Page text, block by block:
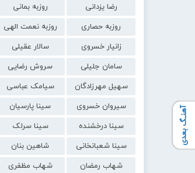
رضا یزدانی
روزبه بمانی
روزبه حصاری
روزبه نعمت الهی
زانیار خسروی
سالار عقیلی
سامان جلیلی
سروش رضایی
سهیل مهرزادگان
سیامک عباسی
سیروان خسروی
سینا پارسیان
سینا درخشنده
سینا سرلک
سینا شعبانخانی
شاهین بنان
شهاب رمضان
شهاب مظفری
آهنـگ بعدی